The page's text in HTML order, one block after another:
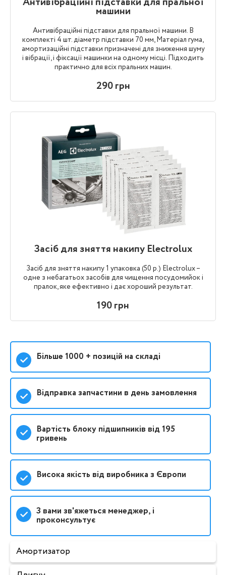
машини
Антивібраційні підставки для пральної машини. В
комплекті 4 шт. діаметр підставки 70 мм, Матеріал гума,
амортизаційні підставки призначені для зниження шуму
і вібрації, і фіксації машинки на одному місці. Підходить
практично для всіх пральних машин.
290 грн
Засіб для зняття накипу Electrolux
Засіб для зняття накипу 1 упаковка (50 р.) Electrolux –
одне з небагатьох засобів для чищення посудомийок і
пралок, яке ефективно і дає хороший результат.
190 грн
Більше 1000 + позицій на складі
Відправка запчастини в день замовлення
Вартість блоку підшипників від 195
гривень
Висока якість від виробника з Європи
З вами зв'яжеться менеджер, і
проконсультує
Амортизатор